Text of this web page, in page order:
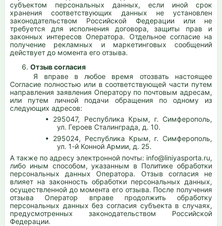
субъектом персональных данных, если иной срок
хранения соответствующих данных не установлен
законодательством Российской Федерации или не
требуется для исполнения договора, защиты прав и
законных интересов Оператора. Отдельное согласие на
получение рекламных и маркетинговых сообщений
действует до момента его отзыва.
6. Отзыв согласия
Я вправе в любое время отозвать настоящее
Согласие полностью или в соответствующей части путем
направления заявления Оператору по почтовым адресам,
или путем личной подачи обращения по одному из
следующих адресов:
• 295047, Республика Крым, г. Симферополь,
ул. Героев Сталинграда, д. 10.
• 295024, Республика Крым, г. Симферополь,
ул. 1-й Конной Армии, д. 25.
А также по адресу электронной почты: info@liniyasporta.ru,
либо иным способом, указанным в Политике обработки
персональных данных Оператора. Отзыв согласия не
влияет на законность обработки персональных данных,
осуществленной до момента его отзыва. После получения
отзыва Оператор вправе продолжить обработку
персональных данных без согласия субъекта в случаях,
предусмотренных законодательством Российской
Федерации.